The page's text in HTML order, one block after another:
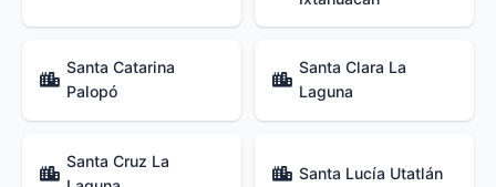
Santa Catarina
Palopó
Santa Clara La
Laguna
Santa Cruz La
Santa Lucía Utatlán